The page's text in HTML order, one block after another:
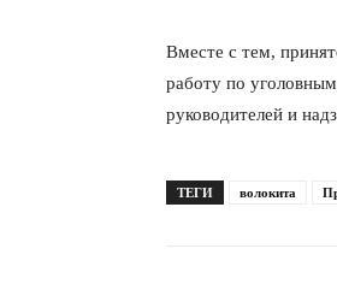
Вместе с тем,
работу по
руководителей и
ТЕГИ волокита